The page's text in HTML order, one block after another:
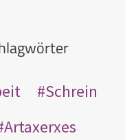
Schrein
Artaxerxes